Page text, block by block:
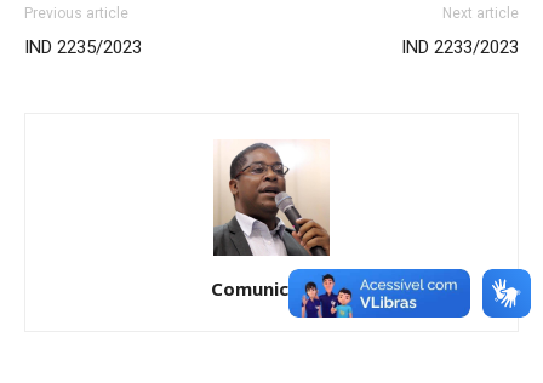
Previous article
IND 2235/2023
Next article
IND 2233/2023
Comunicação